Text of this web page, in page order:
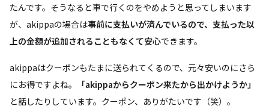
たんです。そうなると車で行くのをやめようと思ってしまいます
が、akippaの場合は事前に支払いが済んでいるので、支払った以
上の金額が追加されることもなくて安心できます。
akippaはクーポンもたまに送られてくるので、元々安いのにさら
にお得ですよね。
「akippaからクーポン来たから出かけようか」
と話したりしています。クーポン、ありがたいです（笑）。